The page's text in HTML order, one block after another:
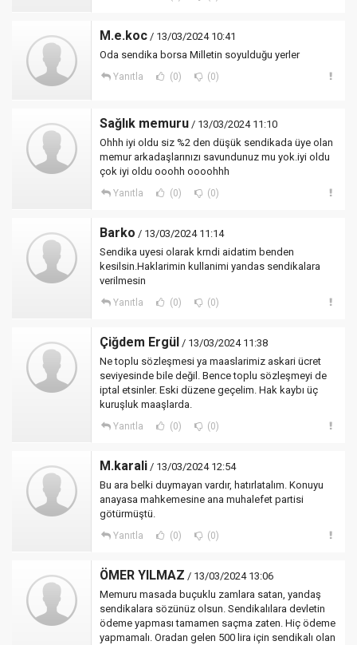
M.e.koc / 13/03/2024 10:41
Oda sendika borsa Milletin soyulduğu yerler
Yanıtla (0) (0)
Sağlık memuru / 13/03/2024 11:10
Ohhh iyi oldu siz %2 den düşük sendikada üye olan
memur arkadaşlarınızı savundunuz mu yok.iyi oldu
çok iyi oldu ooohh oooohhh
Yanıtla (0) (0)
Barko / 13/03/2024 11:14
Sendika uyesi olarak krndi aidatim benden
kesilsin.Haklarimin kullanimi yandas sendikalara
verilmesin
Yanıtla (0) (0)
Çiğdem Ergül / 13/03/2024 11:38
Ne toplu sözleşmesi ya maaslarimiz askari ücret
seviyesinde bile değil. Bence toplu sözleşmeyi de
iptal etsinler. Eski düzene geçelim. Hak kaybı üç
kuruşluk maaşlarda.
Yanıtla (0) (0)
M.karali / 13/03/2024 12:54
Bu ara belki duymayan vardır, hatırlatalım. Konuyu
anayasa mahkemesine ana muhalefet partisi
götürmüştü.
Yanıtla (0) (0)
ÖMER YILMAZ / 13/03/2024 13:06
Memuru masada buçuklu zamlara satan, yandaş
sendikalara sözünüz olsun. Sendikalılara devletin
ödeme yapması tamamen saçma zaten. Hiç ödeme
yapmamalı. Oradan gelen 500 lira için sendikalı olan